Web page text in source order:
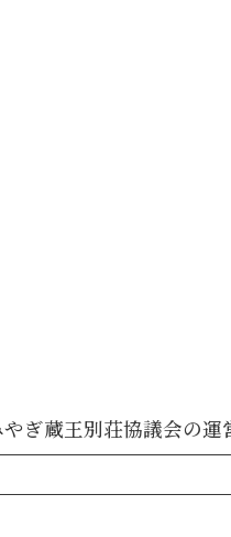
ぎ蔵王別荘協議会の運